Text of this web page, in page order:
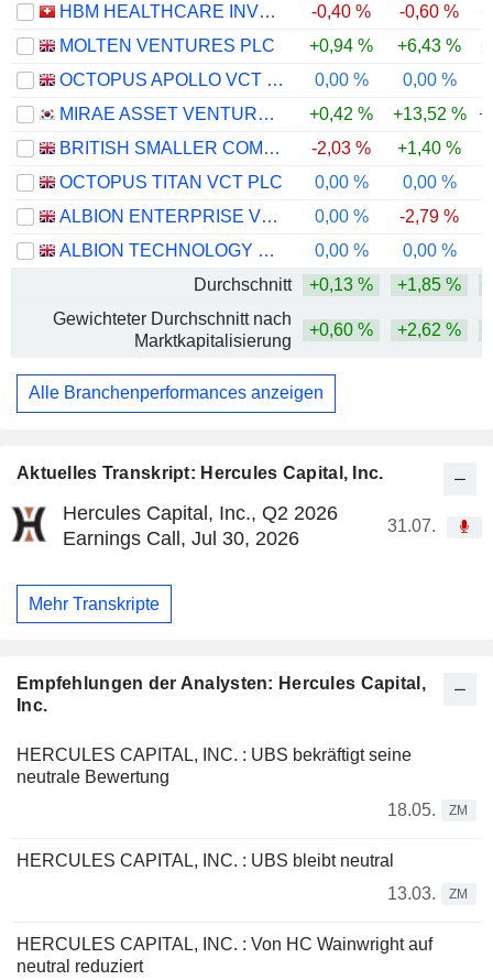
Aktuelles Transkript: Hercules Capital, Inc.
Hercules Capital, Inc., Q2 2026
Earnings Call, Jul 30, 2026
31.07.
Mehr Transkripte
Empfehlungen der Analysten: Hercules Capital,
Inc.
HERCULES CAPITAL, INC. : UBS bekräftigt seine
neutrale Bewertung
18.05.
ZM
HERCULES CAPITAL, INC. : UBS bleibt neutral
13.03.
ZM
HERCULES CAPITAL, INC. : Von HC Wainwright auf
neutral reduziert
HBM HEALTHCARE INVESTMENTS AG
-0,40 % -0,60 %
MOLTEN VENTURES PLC
+0,94 % +6,43 %
OCTOPUS APOLLO VCT PLC
0,00 % 0,00 %
MIRAE ASSET VENTURE INVESTMENT CO., LTD.
+0,42 % +13,52 %
BRITISH SMALLER COMPANIES VCT PLC
-2,03 % +1,40 %
OCTOPUS TITAN VCT PLC
0,00 % 0,00 %
ALBION ENTERPRISE VCT PLC
0,00 % -2,79 %
ALBION TECHNOLOGY & GENERAL VCT PLC
0,00 % 0,00 %
Durchschnitt
+0,13 % +1,85 %
Gewichteter Durchschnitt nach
Marktkapitalisierung
+0,60 % +2,62 %
Alle Branchenperformances anzeigen